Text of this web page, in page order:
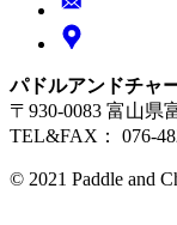
パドルアンドチャ
〒930-0083 富山県
TEL&FAX： 076-
© 2021 Paddle and